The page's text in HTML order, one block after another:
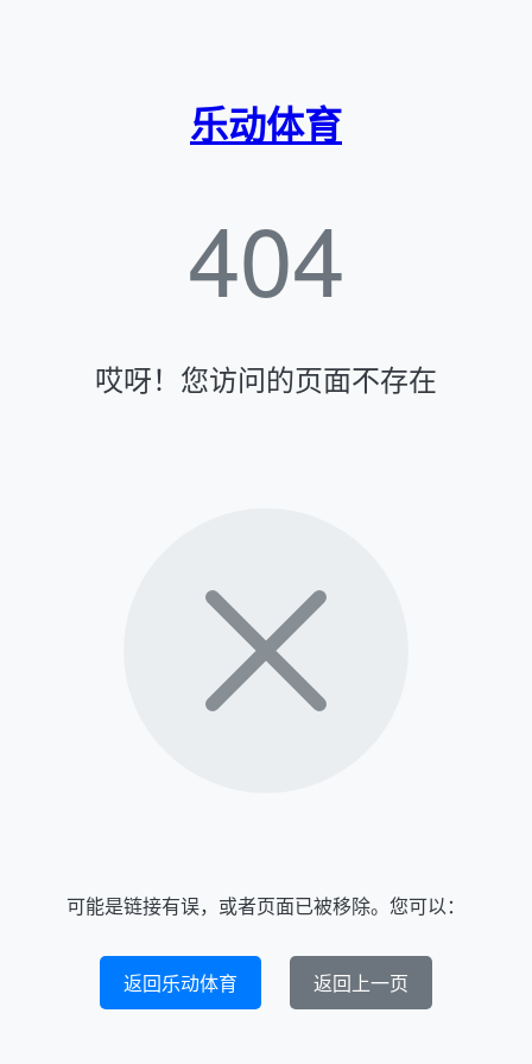
乐动体育
404
哎呀！您访问的页面不存在
可能是链接有误，或者页面已被移除。您可以：
返回乐动体育 返回上一页